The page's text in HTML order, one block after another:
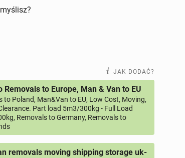
JAK DODAĆ?
Removals to Europe, Man & Van to EU
to Poland, Man&Van to EU, Low Cost, Moving,
Part load 5m3/300kg - Full Load
Removals to Germany, Removals to
removals moving shipping storage uk-